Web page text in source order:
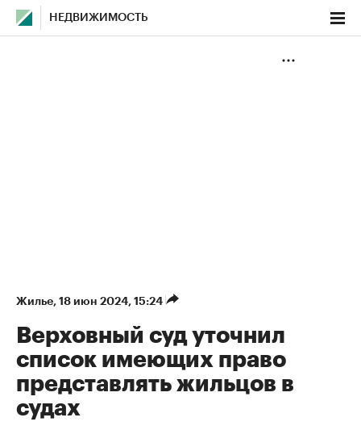
НЕДВИЖИМОСТЬ
Жилье⁠, 18 июн 2024, 15:24
Верховный суд уточнил
список имеющих право
представлять жильцов в
судах